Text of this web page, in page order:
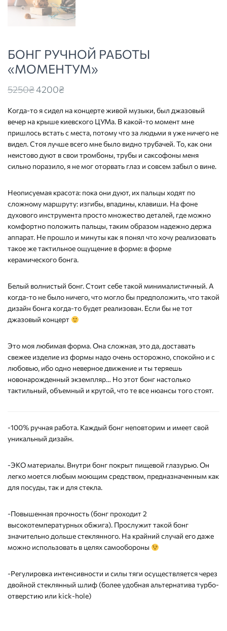
БОНГ РУЧНОЙ РАБОТЫ
«МОМЕНТУМ»
5250₴Original
was:
5250₴
4200₴
is:
4200₴
Когда-то я сидел на концерте живой музыки, был джазовый
вечер на крыше киевского ЦУМа. В какой-то момент мне
пришлось встать с места, потому что за людьми я уже ничего не
видел. Стоя лучше всего мне было видно трубачей. То, как они
неистово дуют в свои тромбоны, трубы и саксофоны меня
сильно поразило, я не мог оторвать глаз и совсем забыл о вине.
Неописуемая красота: пока они дуют, их пальцы ходят по
сложному маршруту: изгибы, впадины, клавиши. На фоне
духового инструмента просто множество деталей, где можно
комфортно положить пальцы, таким образом надежно держа
аппарат. Не прошло и минуты как я понял что хочу реализовать
такое же тактильное ощущение в форме: в форме
керамического бонга.
Белый волнистый бонг. Стоит себе такой минималистичный. А
когда-то не было ничего, что могло бы предположить, что такой
дизайн бонга когда-то будет реализован. Если бы не тот
джазовый концерт
Это моя любимая форма. Она сложная, это да, доставать
свежее изделие из формы надо очень осторожно, спокойно и с
любовью, ибо одно неверное движение и ты теряешь
новонарожденный экземпляр… Но этот бонг настолько
тактильный, объемный и крутой, что те все нюансы того стоят.
-100% ручная работа. Каждый бонг неповторим и имеет свой
уникальный дизайн.
-ЭКО материалы. Внутри бонг покрыт пищевой глазурью. Он
легко моется любым моющим средством, предназначенным как
для посуды, так и для стекла.
-Повышенная прочность (бонг проходит 2
высокотемпературных обжига). Прослужит такой бонг
значительно дольше стеклянного. На крайний случай его даже
можно использовать в целях самообороны
-Регулировка интенсивности и силы тяги осуществляется через
двойной стеклянный шлиф (более удобная альтернатива турбо-
отверстию или kick-hole)